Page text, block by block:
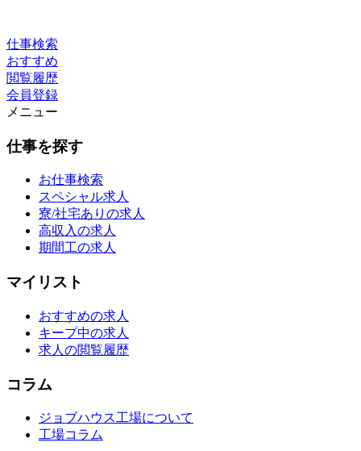
仕事検索
おすすめ
閲覧履歴
会員登録
メニュー
仕事を探す
お仕事検索
スペシャル求人
寮/社宅ありの求人
高収入の求人
期間工の求人
マイリスト
おすすめの求人
キープ中の求人
求人の閲覧履歴
コラム
ジョブハウス工場について
工場コラム